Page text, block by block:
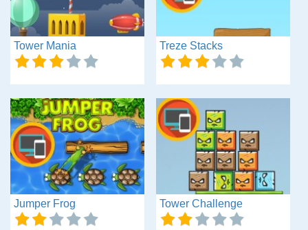
Tower Mania Treze Stacks
Jumper Frog Tower Challenge